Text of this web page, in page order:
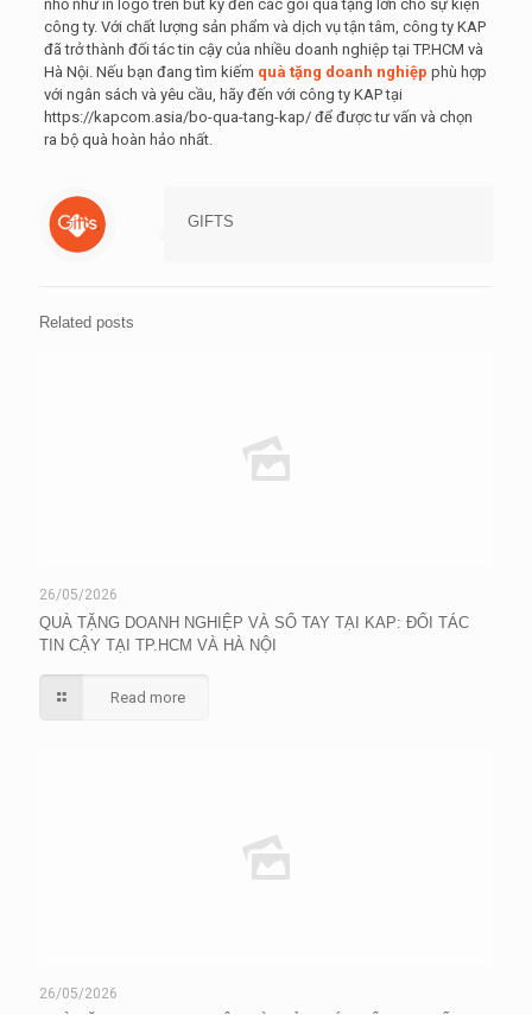
nhỏ như in logo trên bút ký đến các gói quà tặng lớn cho sự kiện
công ty. Với chất lượng sản phẩm và dịch vụ tận tâm, công ty KAP
đã trở thành đối tác tin cậy của nhiều doanh nghiệp tại TP.HCM và
Hà Nội. Nếu bạn đang tìm kiếm quà tặng doanh nghiệp phù hợp
với ngân sách và yêu cầu, hãy đến với công ty KAP tại
https://kapcom.asia/bo-qua-tang-kap/ để được tư vấn và chọn
ra bộ quà hoàn hảo nhất.
GIFTS
Related posts
26/05/2026
QUÀ TẶNG DOANH NGHIỆP VÀ SỔ TAY TẠI KAP: ĐỐI TÁC
TIN CẬY TẠI TP.HCM VÀ HÀ NỘI
Read more
26/05/2026